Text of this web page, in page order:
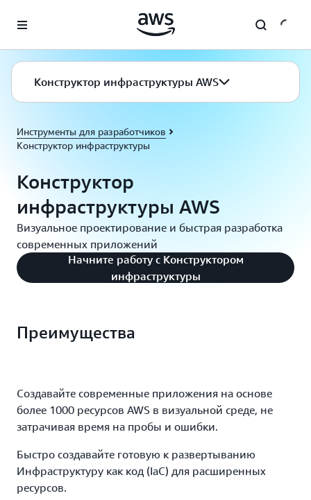
Перейти к главному контенту
Конструктор инфраструктуры AWS
Инструменты для разработчиков
Конструктор инфраструктуры
Конструктор
инфраструктуры AWS
Визуальное проектирование и быстрая разработка
современных приложений
Начните работу с Конструктором
инфраструктуры
Преимущества
Создавайте современные приложения на основе
более 1000 ресурсов AWS в визуальной среде, не
затрачивая время на пробы и ошибки.
Быстро создавайте готовую к развертыванию
Инфраструктуру как код (IaC) для расширенных
ресурсов.